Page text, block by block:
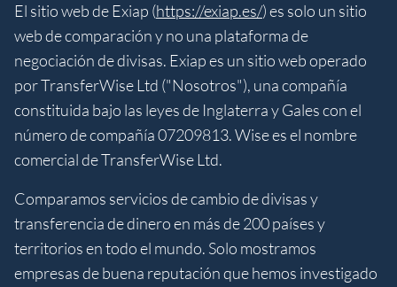
El sitio web de Exiap (https://exiap.es/) es solo un sitio
web de comparación y no una plataforma de
negociación de divisas. Exiap es un sitio web operado
por TransferWise Ltd ("Nosotros"), una compañía
constituida bajo las leyes de Inglaterra y Gales con el
número de compañía 07209813. Wise es el nombre
comercial de TransferWise Ltd.
Comparamos servicios de cambio de divisas y
transferencia de dinero en más de 200 países y
territorios en todo el mundo. Solo mostramos
empresas de buena reputación que hemos investigado